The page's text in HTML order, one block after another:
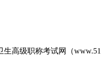
高级职称考试网（